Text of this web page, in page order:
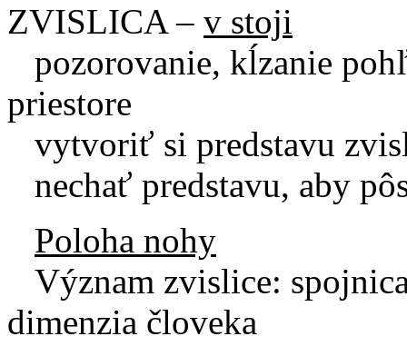
ZVISLICA – v stoji
pozorovanie, kĺzanie
priestore
vytvoriť si predstavu
nechať predstavu, aby
Poloha nohy
Význam zvislice:
dimenzia človeka